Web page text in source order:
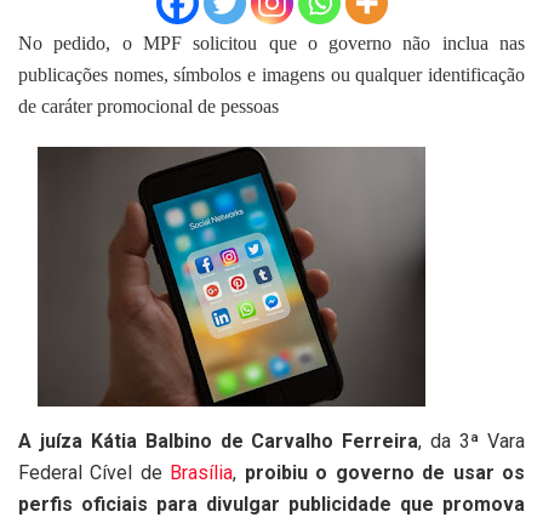
No pedido, o MPF solicitou que o governo não inclua nas
publicações nomes, símbolos e imagens ou qualquer identificação
de caráter promocional de pessoas
A juíza Kátia Balbino de Carvalho Ferreira, da 3ª Vara
Federal Cível de Brasília, proibiu o governo de usar os
perfis oficiais para divulgar publicidade que promova